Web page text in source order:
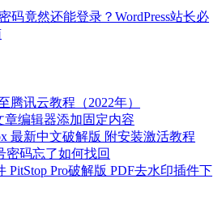
码竟然还能登录？WordPress站长必
腾讯云教程（2022年）
章编辑器添加固定内容
最新中文破解版 附安装激活教程
密码忘了如何找回
PitStop Pro破解版 PDF去水印插件下